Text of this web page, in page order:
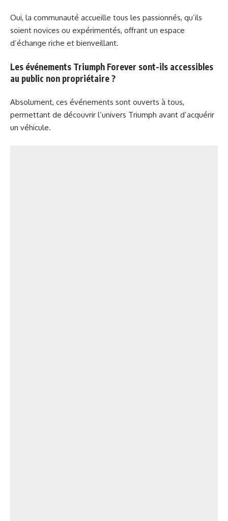
Oui, la communauté accueille tous les passionnés, qu’ils
soient novices ou expérimentés, offrant un espace
d’échange riche et bienveillant.
Les événements Triumph Forever sont-ils accessibles
au public non propriétaire ?
Absolument, ces événements sont ouverts à tous,
permettant de découvrir l’univers Triumph avant d’acquérir
un véhicule.